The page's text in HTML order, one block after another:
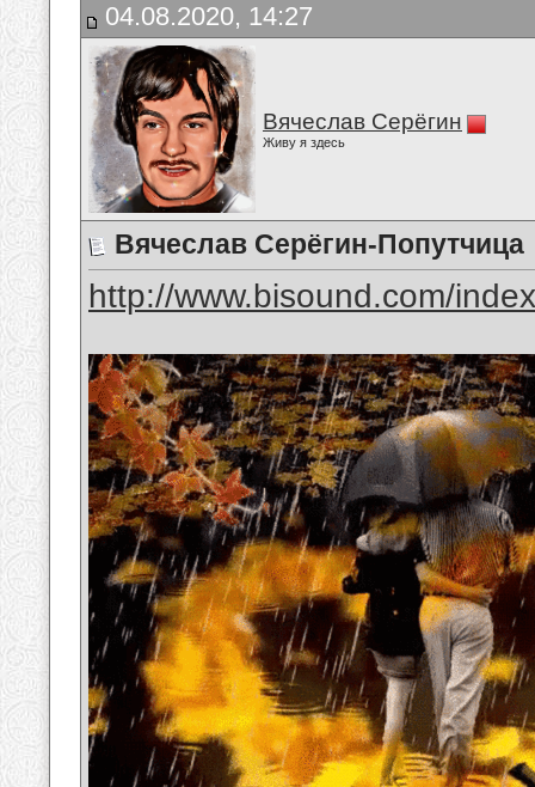
04.08.2020, 14:27
Вячеслав Серёгин
Живу я здесь
Вячеслав Серёгин-Попутчица
http://www.bisound.com/